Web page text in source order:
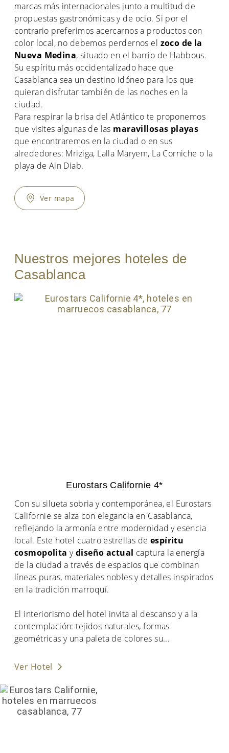
marcas más internacionales junto a multitud de
propuestas gastronómicas y de ocio. Si por el
contrario preferimos acercarnos a productos con
color local, no debemos perdernos el zoco de la
Nueva Medina, situado en el barrio de Habbous.
Su espíritu más occidentalizado hace que
Casablanca sea un destino idóneo para los que
quieran disfrutar también de las noches en la
ciudad.
Para respirar la brisa del Atlántico te proponemos
que visites algunas de las maravillosas playas
que encontraremos en la ciudad o en sus
alrededores: Mriziga, Lalla Maryem, La Corniche o la
playa de Ain Diab.
Ver mapa
Nuestros mejores hoteles de
Casablanca
Eurostars Californie 4*
Con su silueta sobria y contemporánea, el Eurostars
Californie se alza con elegancia en Casablanca,
reflejando la armonía entre modernidad y esencia
local. Este hotel cuatro estrellas de espíritu
cosmopolita ydiseño actual captura la energía
de la ciudad a través de espacios que combinan
líneas puras, materiales nobles y detalles inspirados
en la tradición marroquí.
El interiorismo del hotel invita al descanso y a la
contemplación: tejidos naturales, formas
geométricas y una paleta de colores su...
Ver Hotel